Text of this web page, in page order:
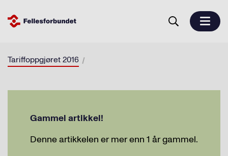
Tariffoppgjøret 2016
Gammel artikkel!
Denne artikkelen er mer enn 1 år gammel.